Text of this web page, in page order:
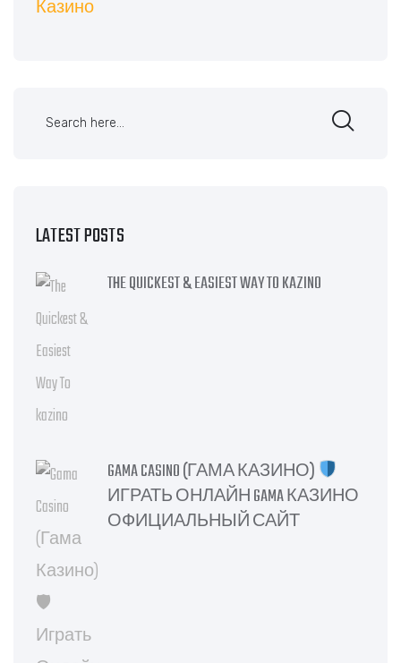
Казино
LATEST POSTS
THE QUICKEST & EASIEST WAY TO KAZINO
GAMA CASINO (ГАМА КАЗИНО)
ИГРАТЬ ОНЛАЙН GAMA КАЗИНО
ОФИЦИАЛЬНЫЙ САЙТ